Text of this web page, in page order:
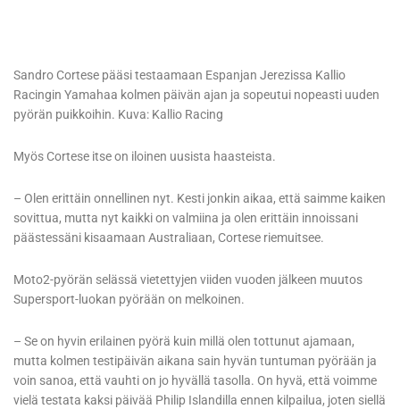
Sandro Cortese pääsi testaamaan Espanjan Jerezissa Kallio
Racingin Yamahaa kolmen päivän ajan ja sopeutui nopeasti uuden
pyörän puikkoihin. Kuva: Kallio Racing
Myös Cortese itse on iloinen uusista haasteista.
– Olen erittäin onnellinen nyt. Kesti jonkin aikaa, että saimme kaiken
sovittua, mutta nyt kaikki on valmiina ja olen erittäin innoissani
päästessäni kisaamaan Australiaan, Cortese riemuitsee.
Moto2-pyörän selässä vietettyjen viiden vuoden jälkeen muutos
Supersport-luokan pyörään on melkoinen.
– Se on hyvin erilainen pyörä kuin millä olen tottunut ajamaan,
mutta kolmen testipäivän aikana sain hyvän tuntuman pyörään ja
voin sanoa, että vauhti on jo hyvällä tasolla. On hyvä, että voimme
vielä testata kaksi päivää Philip Islandilla ennen kilpailua, joten siellä